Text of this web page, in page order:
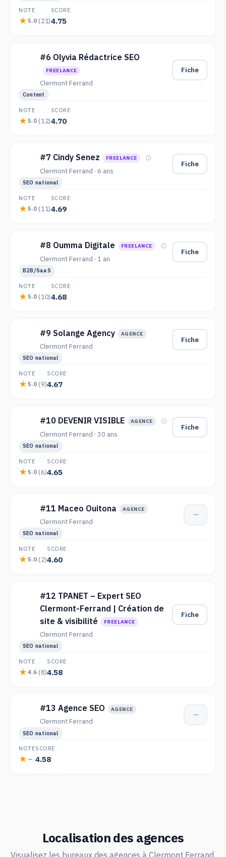
NOTE
5.0 (21)
SCORE
4.75
#6 Olyvia Rédactrice SEO
FREELANCE
Clermont Ferrand
Fiche
Content
NOTE
5.0 (12)
SCORE
4.70
#7 Cindy Senez FREELANCE
Clermont Ferrand · 6 ans
Fiche
SEO national
NOTE
5.0 (11)
SCORE
4.69
#8 Oumma Digitale FREELANCE
Clermont Ferrand · 1 an
Fiche
B2B/SaaS
NOTE
5.0 (10)
SCORE
4.68
#9 Solange Agency AGENCE
Clermont Ferrand
Fiche
SEO national
NOTE
5.0 (9)
SCORE
4.67
#10 DEVENIR VISIBLE AGENCE
Clermont Ferrand · 30 ans
Fiche
SEO national
NOTE
5.0 (6)
SCORE
4.65
#11 Maceo Ouitona AGENCE
Clermont Ferrand
—
SEO national
NOTE
5.0 (2)
SCORE
4.60
#12 TPANET – Expert SEO
Clermont-Ferrand | Création de
site & visibilité
FREELANCE
Clermont Ferrand
Fiche
SEO national
NOTE
4.6 (8)
SCORE
4.58
#13 Agence SEO AGENCE
Clermont Ferrand
—
SEO national
NOTE
—
SCORE
4.58
Localisation des agences